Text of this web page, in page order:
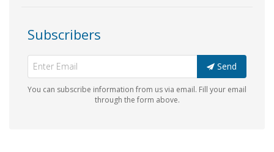
Subscribers
Send
You can subscribe information from us via email. Fill your email
through the form above.